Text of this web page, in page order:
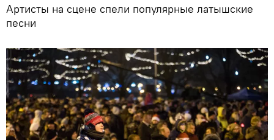
Артисты на сцене спели популярные латышские
песни